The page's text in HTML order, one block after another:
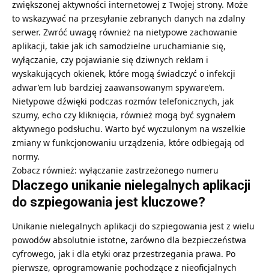
zwiększonej aktywności internetowej z Twojej strony. Może
to wskazywać na przesyłanie zebranych danych na zdalny
serwer. Zwróć uwagę również na nietypowe zachowanie
aplikacji, takie jak ich samodzielne uruchamianie się,
wyłączanie, czy pojawianie się dziwnych reklam i
wyskakujących okienek, które mogą świadczyć o infekcji
adwar’em lub bardziej zaawansowanym spyware’em.
Nietypowe dźwięki podczas rozmów telefonicznych, jak
szumy, echo czy kliknięcia, również mogą być sygnałem
aktywnego podsłuchu. Warto być wyczulonym na wszelkie
zmiany w funkcjonowaniu urządzenia, które odbiegają od
normy.
Zobacz również: wyłączanie zastrzeżonego numeru
Dlaczego unikanie nielegalnych aplikacji
do szpiegowania jest kluczowe?
Unikanie nielegalnych aplikacji do szpiegowania jest z wielu
powodów absolutnie istotne, zarówno dla bezpieczeństwa
cyfrowego, jak i dla etyki oraz przestrzegania prawa. Po
pierwsze, oprogramowanie pochodzące z nieoficjalnych